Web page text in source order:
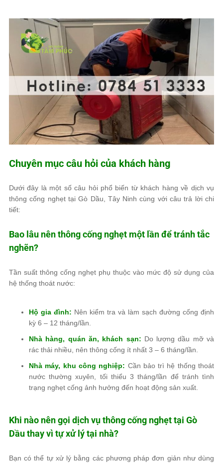
Chuyên mục câu hỏi của khách hàng
Dưới đây là một số câu hỏi phổ biến từ khách hàng về dịch vụ
thông cống nghẹt tại Gò Dầu, Tây Ninh cùng với câu trả lời chi
tiết:
Bao lâu nên thông cống nghẹt một lần để tránh tắc
nghẽn?
Tần suất thông cống nghẹt phụ thuộc vào mức độ sử dụng của
hệ thống thoát nước:
Hộ gia đình: Nên kiểm tra và làm sạch đường cống định
kỳ 6 – 12 tháng/lần.
Nhà hàng, quán ăn, khách sạn: Do lượng dầu mỡ và
rác thải nhiều, nên thông cống ít nhất 3 – 6 tháng/lần.
Nhà máy, khu công nghiệp: Cần bảo trì hệ thống thoát
nước thường xuyên, tối thiểu 3 tháng/lần để tránh tình
trạng nghẹt cống ảnh hưởng đến hoạt động sản xuất.
Khi nào nên gọi dịch vụ thông cống nghẹt tại Gò
Dầu thay vì tự xử lý tại nhà?
Bạn có thể tự xử lý bằng các phương pháp đơn giản như dùng